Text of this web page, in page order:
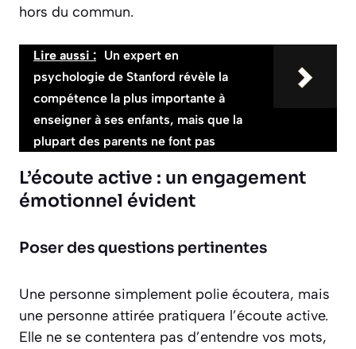
hors du commun.
Lire aussi : Un expert en
psychologie de Stanford révèle la
compétence la plus importante à
enseigner à ses enfants, mais que la
plupart des parents ne font pas
L’écoute active : un engagement
émotionnel évident
Poser des questions pertinentes
Une personne simplement polie écoutera, mais
une personne attirée pratiquera l’écoute active.
Elle ne se contentera pas d’entendre vos mots,